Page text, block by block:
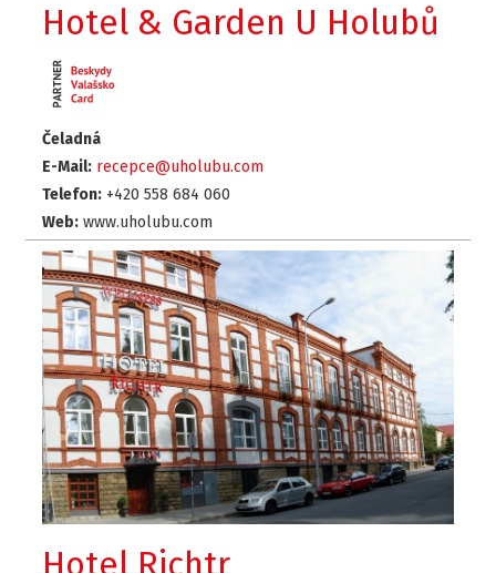
Hotel & Garden U Holubů
Čeladná
E-Mail: recepce@uholubu.com
Telefon: +420 558 684 060
Web: www.uholubu.com
Hotel Richtr